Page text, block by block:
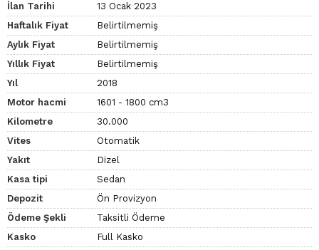
İlan Tarihi
13 Ocak 2023
Haftalık Fiyat
Belirtilmemiş
Aylık Fiyat
Belirtilmemiş
Yıllık Fiyat
Belirtilmemiş
Yıl
2018
Motor hacmi
1601 - 1800 cm3
Kilometre
30.000
Vites
Otomatik
Yakıt
Dizel
Kasa tipi
Sedan
Depozit
Ön Provizyon
Ödeme Şekli
Taksitli Ödeme
Kasko
Full Kasko